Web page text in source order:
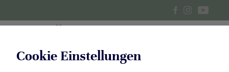
Cookie Einstellungen